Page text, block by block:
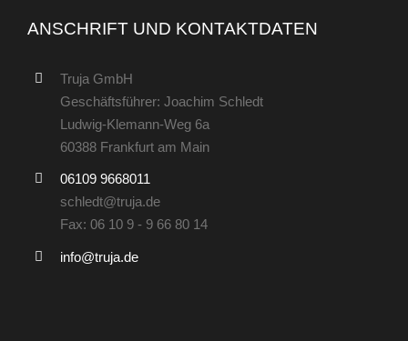
ANSCHRIFT UND KONTAKTDATEN
Truja GmbH
Geschäftsführer: Joachim Schledt
Ludwig-Klemann-Weg 6a
60388 Frankfurt am Main
06109 9668011
schledt@truja.de
Fax: 06 10 9 - 9 66 80 14
info@truja.de